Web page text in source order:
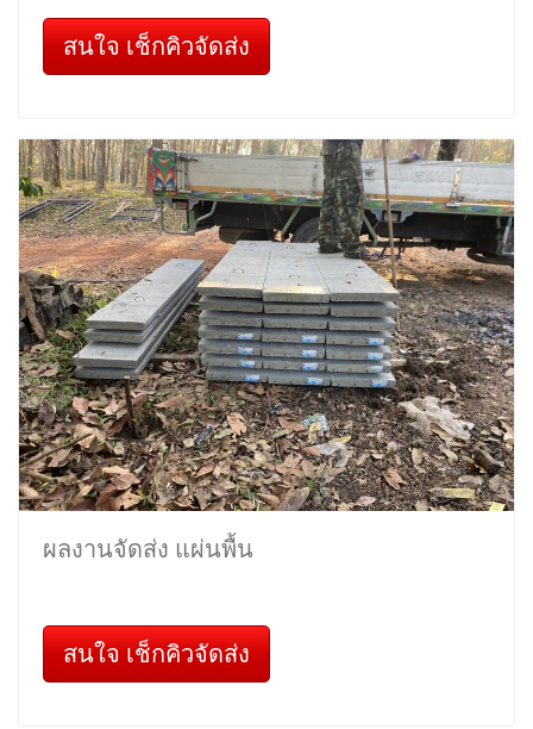
สนใจ เช็กคิวจัดส่ง
ผลงานจัดส่ง แผ่นพื้น
สนใจ เช็กคิวจัดส่ง